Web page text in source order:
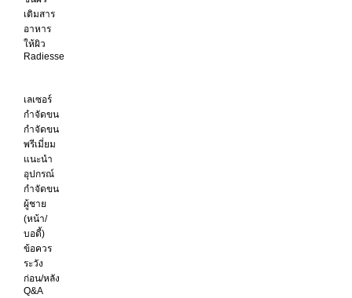
เติมสาร
อาหาร
ให้ผิว
Radiesse
เลเซอร์
กำจัดขน
กำจัดขน
พรีเมี่ยม
แนะนำ
อุปกรณ์
กำจัดขน
ผู้ชาย
(หน้า/
บอดี้)
ข้อควร
ระวัง
ก่อน/หลัง
Q&A